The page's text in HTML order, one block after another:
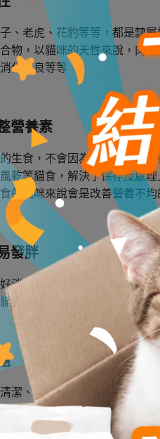
、老虎、花豹等等，都是隸
物，以貓咪的天性來說，肉
化不良等等
營養素
生食，不會因為高溫加熱而
乾等貓食，解決了保存及處
的貓咪來說會是改善營養不均
發胖
消化的蛋白質，吃生食代替
咪來說，吃生食是最好的選擇
潔、吃過多碳水化合物的食
現酸性而產生口臭，因此吃